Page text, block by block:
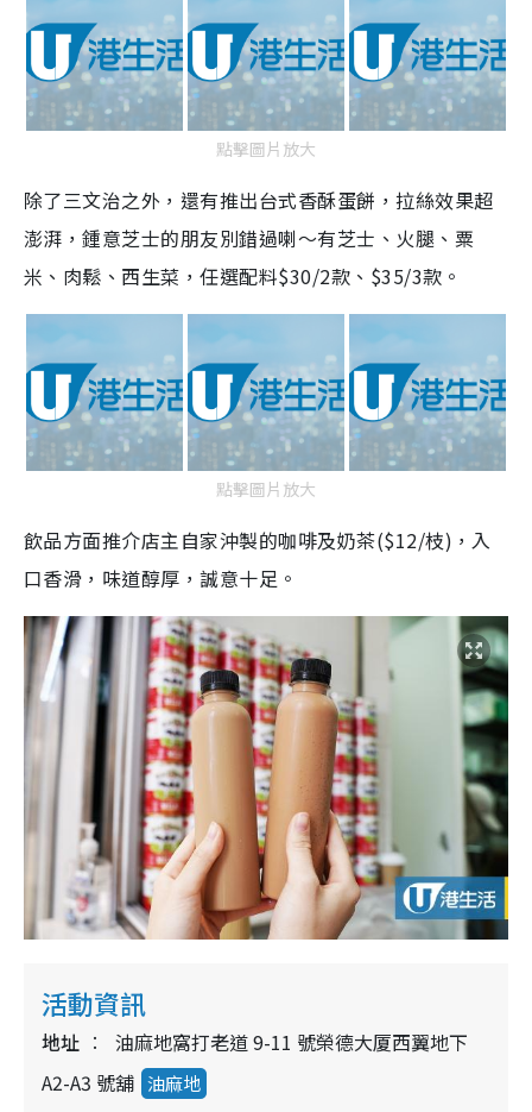
點擊圖片放大
除了三文治之外，還有推出台式香酥蛋餅，拉絲效果超
澎湃，鍾意芝士的朋友別錯過喇～有芝士、火腿、粟
米、肉鬆、西生菜，任選配料$30/2款、$35/3款。
點擊圖片放大
飲品方面推介店主自家沖製的咖啡及奶茶($12/枝)，入
口香滑，味道醇厚，誠意十足。
活動資訊
地址
油麻地窩打老道 9-11 號榮德大厦西翼地下
A2-A3 號舖 油麻地